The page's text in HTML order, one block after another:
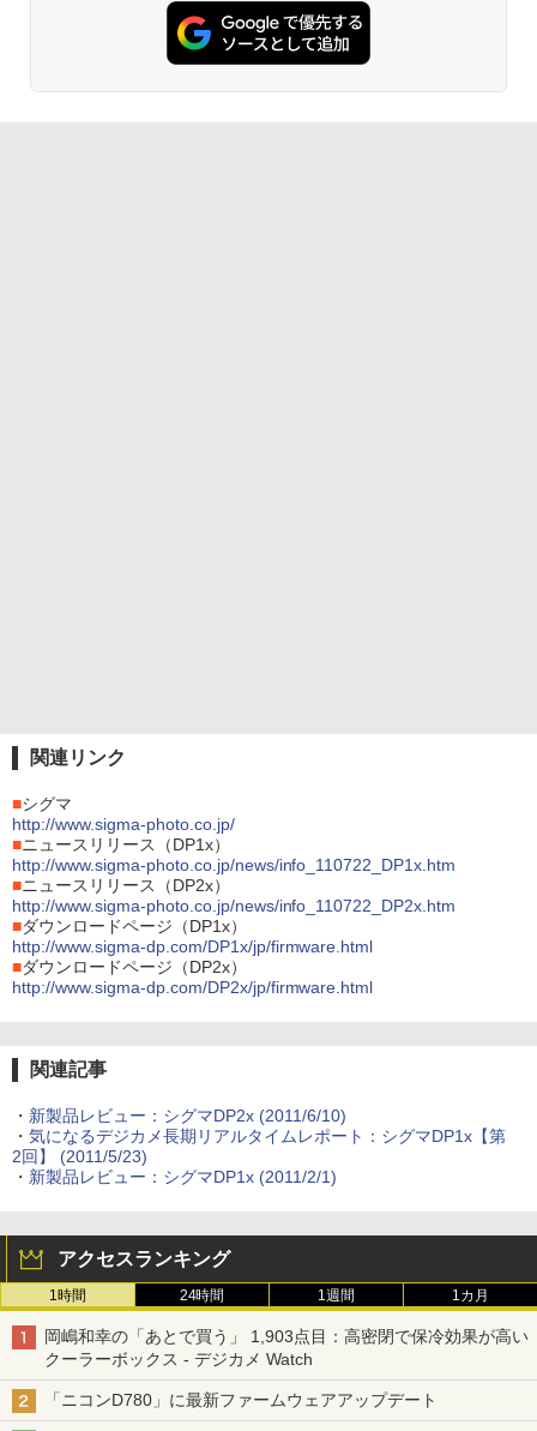
関連リンク
■シグマ
http://www.sigma-photo.co.jp/
■ニュースリリース（DP1x）
http://www.sigma-photo.co.jp/news/info_110722_DP1x.htm
■ニュースリリース（DP2x）
http://www.sigma-photo.co.jp/news/info_110722_DP2x.htm
■ダウンロードページ（DP1x）
http://www.sigma-dp.com/DP1x/jp/firmware.html
■ダウンロードページ（DP2x）
http://www.sigma-dp.com/DP2x/jp/firmware.html
関連記事
・ 新製品レビュー：シグマDP2x (2011/6/10)
・ 気になるデジカメ長期リアルタイムレポート：シグマDP1x【第
2回】 (2011/5/23)
・ 新製品レビュー：シグマDP1x (2011/2/1)
アクセスランキング
1時間 24時間 1週間 1カ月
岡嶋和幸の「あとで買う」 1,903点目：高密閉で保冷効果が高い
クーラーボックス - デジカメ Watch
「ニコンD780」に最新ファームウェアアップデート